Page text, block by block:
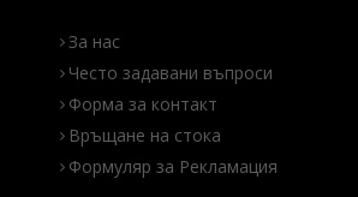
За нас
Често задавани въпроси
Форма за контакт
Връщане на стока
Формуляр за Рекламация